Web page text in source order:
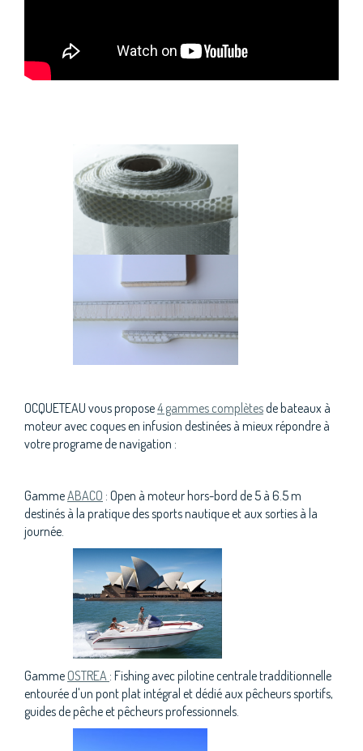
OCQUETEAU vous propose4 gammes complètesde bateaux à
moteur avec coques en infusion destinées à mieux répondre à
votre programe de navigation :
GammeABACO : Open à moteur hors-bord de 5 à 6.5 m
destinés à la pratique des sports nautique et aux sorties à la
journée.
Gamme OSTREA : Fishing avec pilotine centrale tradditionnelle
entourée d'un pont plat intégral et dédié aux pêcheurs sportifs,
guides de pêche et pêcheurs professionnels.